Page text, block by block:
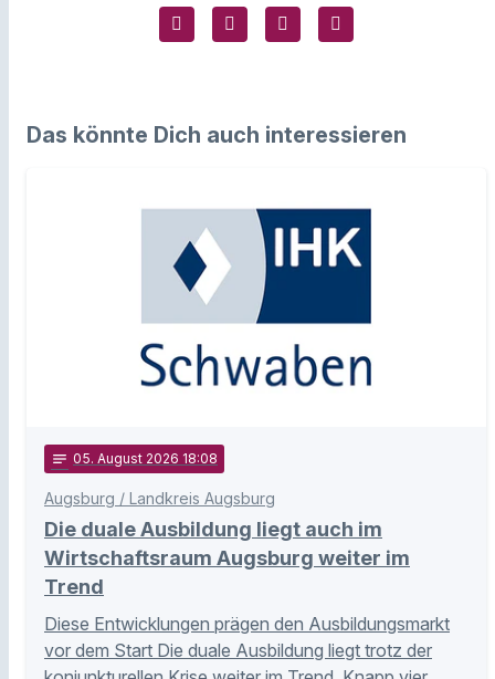
Das könnte Dich auch interessieren
notes 05. August 2026 18:08
Augsburg / Landkreis Augsburg
Die duale Ausbildung liegt auch im
Wirtschaftsraum Augsburg weiter im
Trend
Diese Entwicklungen prägen den Ausbildungsmarkt
vor dem Start Die duale Ausbildung liegt trotz der